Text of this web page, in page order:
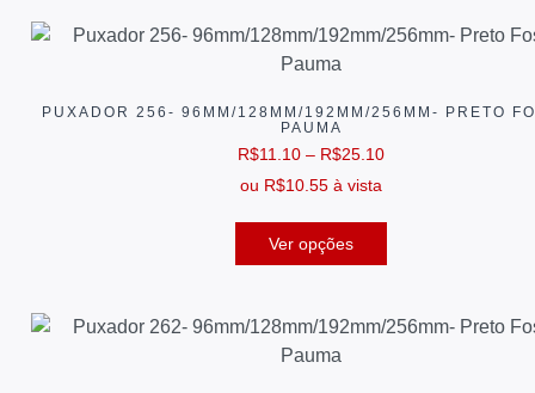
PUXADOR 256- 96MM/128MM/192MM/256MM- PRETO
PAUMA
R$11.10 – R$25.10
ou R$10.55 à vista
Ver opções